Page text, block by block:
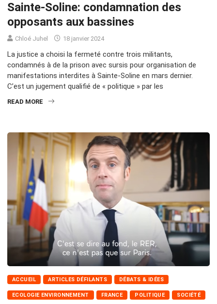
Sainte-Soline: condamnation des
opposants aux bassines
Chloé Juhel 18 janvier 2024
La justice a choisi la fermeté contre trois militants,
condamnés à de la prison avec sursis pour organisation de
manifestations interdites à Sainte-Soline en mars dernier.
C’est un jugement qualifié de « politique » par les
READ MORE
ACCUEIL ARTICLES DÉFILANTS DÉBATS & IDÉES
ECOLOGIE ENVIRONNEMENT FRANCE POLITIQUE SOCIÉTÉ